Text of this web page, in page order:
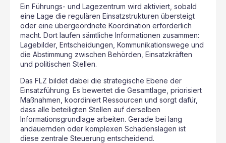
Ein Führungs- und Lagezentrum wird aktiviert, sobald
eine Lage die regulären Einsatzstrukturen übersteigt
oder eine übergeordnete Koordination erforderlich
macht. Dort laufen sämtliche Informationen zusammen:
Lagebilder, Entscheidungen, Kommunikationswege und
die Abstimmung zwischen Behörden, Einsatzkräften
und politischen Stellen.
Das FLZ bildet dabei die strategische Ebene der
Einsatzführung. Es bewertet die Gesamtlage, priorisiert
Maßnahmen, koordiniert Ressourcen und sorgt dafür,
dass alle beteiligten Stellen auf derselben
Informationsgrundlage arbeiten. Gerade bei lang
andauernden oder komplexen Schadenslagen ist
diese zentrale Steuerung entscheidend.